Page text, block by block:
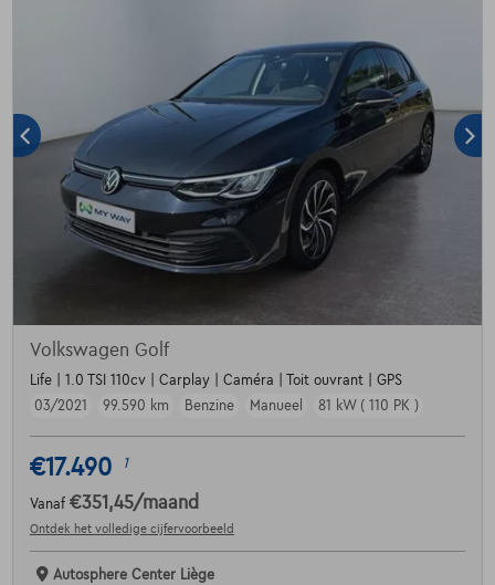
Volkswagen Golf
Life | 1.0 TSI 110cv | Carplay | Caméra | Toit ouvrant | GPS
03/2021
99.590 km Benzine Manueel 81 kW ( 110 PK )
€17.490 1
Vanaf €351,45/maand
Ontdek het volledige cijfervoorbeeld
Autosphere Center Liège